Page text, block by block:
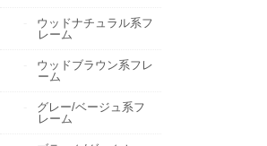
ウッドナチュラル系フ
レーム
ウッドブラウン系フレ
ーム
グレー/ベージュ系フ
レーム